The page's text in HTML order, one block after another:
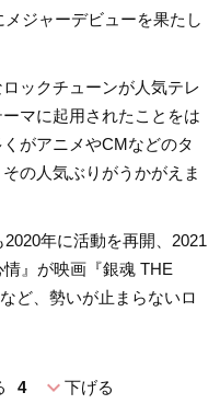
ジャーデビューを果たし
ックチューンが人気テレ
マに起用されたことをは
がアニメやCMなどのタ
の人気ぶりがうかがえま
年に活動を再開、2021
』が映画『銀魂 THE
ど、勢いが止まらないロ
4 expand_more下げる